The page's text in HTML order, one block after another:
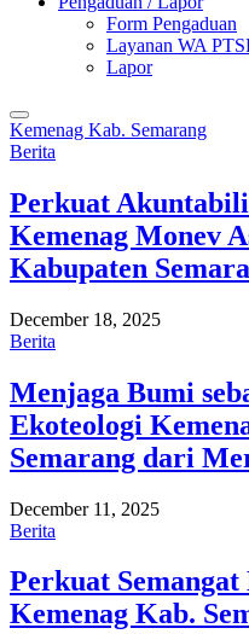
Form Pengaduan
Layanan WA
Lapor
Kemenag Kab. Semarang
Berita
Perkuat
Kemenag Monev
Kabupaten
December 18, 2025
Berita
Menjaga Bumi
Ekoteologi
Semarang dari
December 11, 2025
Berita
Perkuat
Kemenag Kab.